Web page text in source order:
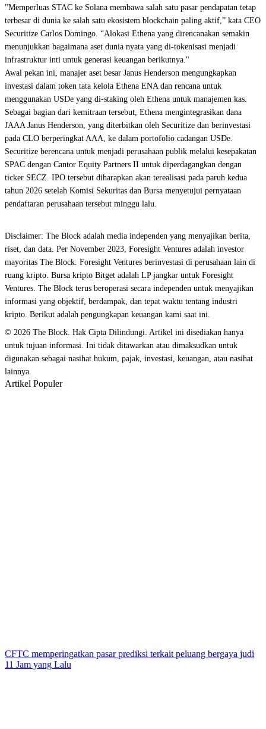
"Memperluas STAC ke Solana membawa salah satu pasar pendapatan tetap
terbesar di dunia ke salah satu ekosistem blockchain paling aktif,” kata CEO
Securitize Carlos Domingo. “Alokasi Ethena yang direncanakan semakin
menunjukkan bagaimana aset dunia nyata yang di-tokenisasi menjadi
infrastruktur inti untuk generasi keuangan berikutnya."
Awal pekan ini, manajer aset besar Janus Henderson mengungkapkan
investasi dalam token tata kelola Ethena ENA dan rencana untuk
menggunakan USDe yang di-staking oleh Ethena untuk manajemen kas.
Sebagai bagian dari kemitraan tersebut, Ethena mengintegrasikan dana
JAAA Janus Henderson, yang diterbitkan oleh Securitize dan berinvestasi
pada CLO berperingkat AAA, ke dalam portofolio cadangan USDe.
Securitize berencana untuk menjadi perusahaan publik melalui kesepakatan
SPAC dengan Cantor Equity Partners II untuk diperdagangkan dengan
ticker SECZ. IPO tersebut diharapkan akan terealisasi pada paruh kedua
tahun 2026 setelah Komisi Sekuritas dan Bursa menyetujui pernyataan
pendaftaran perusahaan tersebut minggu lalu.
Disclaimer: The Block adalah media independen yang menyajikan berita,
riset, dan data. Per November 2023, Foresight Ventures adalah investor
mayoritas The Block. Foresight Ventures berinvestasi di perusahaan lain di
ruang kripto. Bursa kripto Bitget adalah LP jangkar untuk Foresight
Ventures. The Block terus beroperasi secara independen untuk menyajikan
informasi yang objektif, berdampak, dan tepat waktu tentang industri
kripto. Berikut adalah pengungkapan keuangan kami saat ini.
© 2026 The Block. Hak Cipta Dilindungi. Artikel ini disediakan hanya
untuk tujuan informasi. Ini tidak ditawarkan atau dimaksudkan untuk
digunakan sebagai nasihat hukum, pajak, investasi, keuangan, atau nasihat
lainnya.
Artikel Populer
CFTC memperingatkan pasar prediksi terkait peluang bergaya judi
11 Jam yang Lalu